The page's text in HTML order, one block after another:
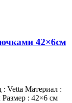
42×6см
Vetta Материал :
: 42×6 см